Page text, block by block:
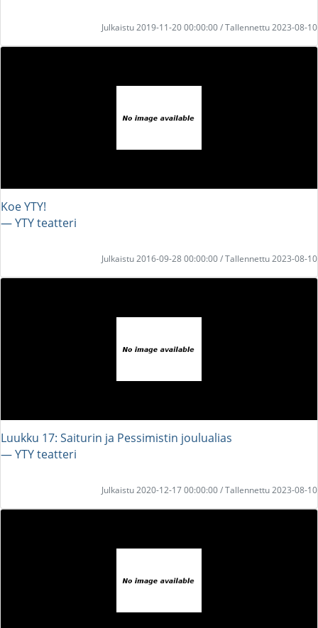
Julkaistu 2019-11-20 00:00:00 / Tallennettu 2023-08-10
Koe YTY!
― YTY teatteri
Julkaistu 2016-09-28 00:00:00 / Tallennettu 2023-08-10
Luukku 17: Saiturin ja Pessimistin joulualias
― YTY teatteri
Julkaistu 2020-12-17 00:00:00 / Tallennettu 2023-08-10